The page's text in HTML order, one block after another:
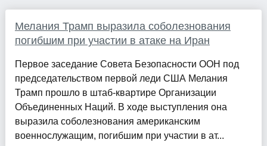
Мелания Трамп выразила соболезнования
погибшим при участии в атаке на Иран
Первое заседание Совета Безопасности ООН под
председательством первой леди США Мелания
Трамп прошло в штаб-квартире Организации
Объединенных Наций. В ходе выступления она
выразила соболезнования американским
военнослужащим, погибшим при участии в ат...